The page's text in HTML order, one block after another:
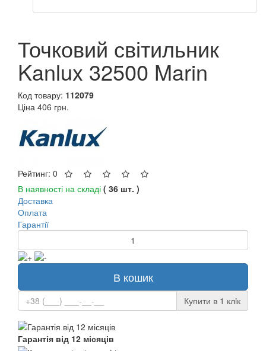
Точковий світильник
Kanlux 32500 Marin
Код товару: 112079
Ціна 406 грн.
Рейтинг: 0
В наявності на складі ( 36 шт. )
Доставка
Оплата
Гарантії
В кошик
Купити в 1 клiк
Гарантія від 12 місяців